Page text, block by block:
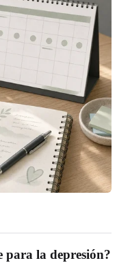
para la depresión?